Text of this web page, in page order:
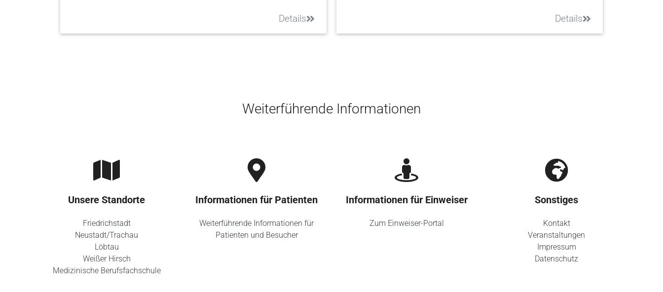
Details Details
Weiterführende Informationen
Unsere Standorte
Friedrichstadt
Neustadt/Trachau
Löbtau
Weißer Hirsch
Medizinische Berufsfachschule
Informationen für Patienten
Weiterführende Informationen für
Patienten und Besucher
Informationen für Einweiser
Zum Einweiser-Portal
Sonstiges
Kontakt
Veranstaltungen
Impressum
Datenschutz